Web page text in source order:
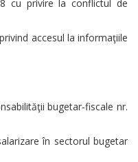
cu privire la conflictul de
accesul la informaţiile
bugetar-fiscale nr.
în sectorul bugetar